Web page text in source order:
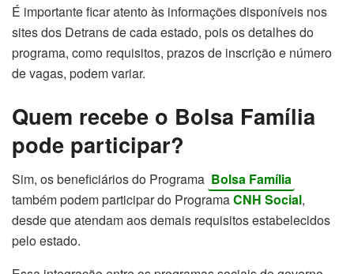
É importante ficar atento às informações disponíveis nos
sites dos Detrans de cada estado, pois os detalhes do
programa, como requisitos, prazos de inscrição e número
de vagas, podem variar.
Quem recebe o Bolsa Família
pode participar?
Sim, os beneficiários do Programa Bolsa Família
também podem participar do ProgramaCNH Social,
desde que atendam aos demais requisitos estabelecidos
pelo estado.